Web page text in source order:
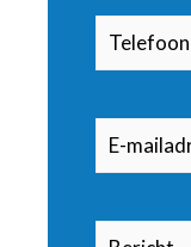
mailadres